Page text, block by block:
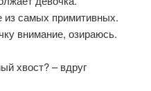
самых примитивных.
внимание, озираюсь.
хвост? – вдруг